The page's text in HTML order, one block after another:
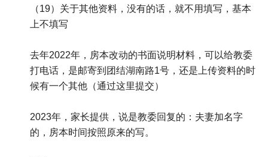
（19）关于其他资料，没有的话，就不用填写，基本
上不填写
去年2022年，房本改动的书面说明材料，可以给教委
打电话，是邮寄到团结湖南路1号，还是上传资料的时
候有一个其他（通过这里提交）
2023年，家长提供，说是教委回复的：夫妻加名字
的，房本时间按照原来的写。